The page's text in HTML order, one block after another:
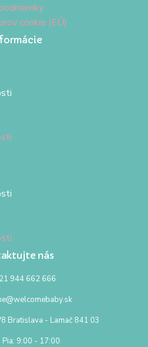
cookie (EÚ)
nás
944 662 666
Bratislava - Lamač 841 03
Pia: 9:00 - 17:00